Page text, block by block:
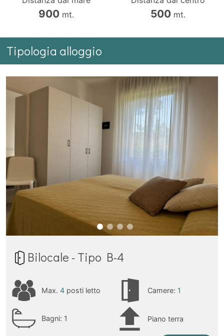
900mt. 500 mt.
Tipologia alloggio
Bilocale - Tipo B-4
Max. 4posti letto Camere: 1
Bagni: 1 Piano terra